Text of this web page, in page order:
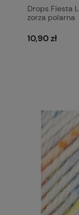
Drops Fiesta
zorza polarna
10,90 zł